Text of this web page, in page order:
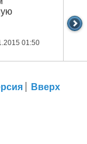
01:50
Вверх